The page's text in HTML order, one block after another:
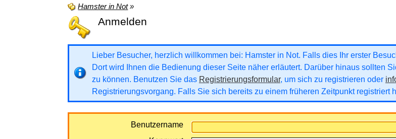
Hamster in Not»
Anmelden
Lieber Besucher, herzlich willkommen bei: Hamster in Not. Falls dies Ihr erster
Dort wird Ihnen die Bedienung dieser Seite näher erläutert. Darüber hinaus sollten
zu können. Benutzen Sie das Registrierungsformular, um sich zu registrieren oder
Registrierungsvorgang. Falls Sie sich bereits zu einem früheren Zeitpunkt registriert
Benutzername